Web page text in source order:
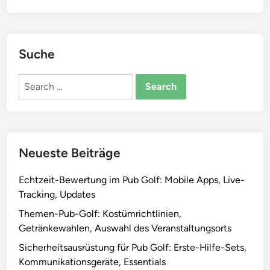
Suche
Search
Neueste Beiträge
Echtzeit-Bewertung im Pub Golf: Mobile Apps, Live-
Tracking, Updates
Themen-Pub-Golf: Kostümrichtlinien,
Getränkewahlen, Auswahl des Veranstaltungsorts
Sicherheitsausrüstung für Pub Golf: Erste-Hilfe-Sets,
Kommunikationsgeräte, Essentials